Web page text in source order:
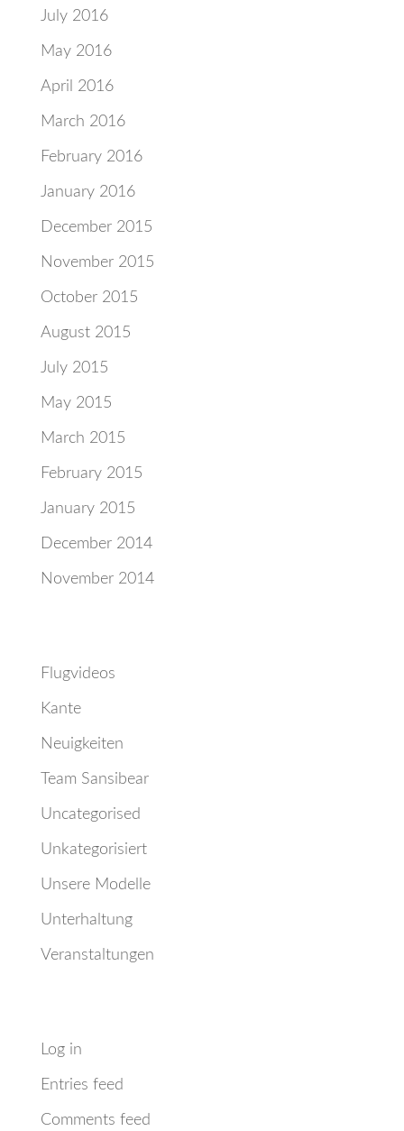
July 2016
May 2016
April 2016
March 2016
February 2016
January 2016
December 2015
November 2015
October 2015
August 2015
July 2015
May 2015
March 2015
February 2015
January 2015
December 2014
November 2014
Flugvideos
Kante
Neuigkeiten
Team Sansibear
Uncategorised
Unkategorisiert
Unsere Modelle
Unterhaltung
Veranstaltungen
Log in
Entries feed
Comments feed